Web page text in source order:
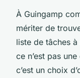
À Guingamp
mériter de
liste de tâches
ce n’est pas
c’est un choix